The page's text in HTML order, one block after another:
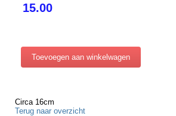
15.00
Circa 16cm
Terug naar overzicht